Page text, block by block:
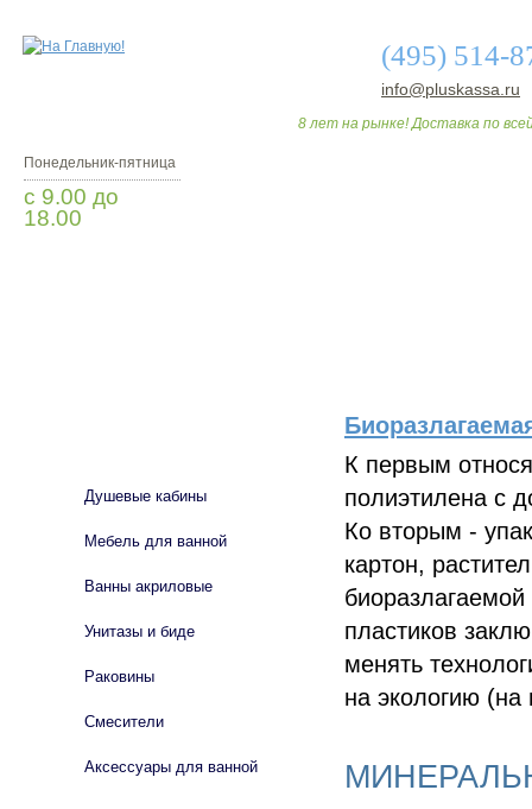
(495) 514-
info@pluskassa.ru
8 лет на рынке! Доставка по
Понедельник-пятница
с 9.00 до
18.00
К первым
полиэтилена с
Ко вторым -
картон,
пластиков
менять
на экологию (на
Душевые кабины
Мебель для ванной
Ванны акриловые
Унитазы и биде
Раковины
Смесители
Аксессуары для ванной